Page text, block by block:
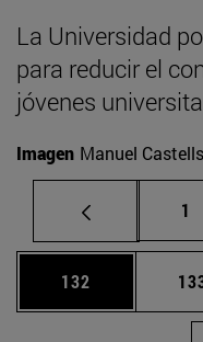
La Universidad
para reducir el
jóvenes
Imagen Manuel Castells
1
Página
132